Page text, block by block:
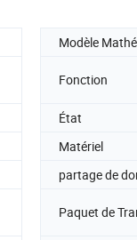
Modèle
Fonction
État
Matériel
partage de
Paquet de